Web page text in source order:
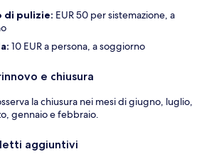
di pulizie: EUR 50 per sistemazione, a
10 EUR a persona, a soggiorno
e chiusura
la chiusura nei mesi di giugno, luglio,
gennaio e febbraio.
aggiuntivi